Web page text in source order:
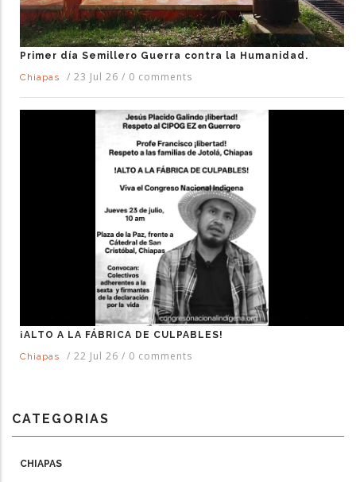
Primer día Semillero Guerra contra la Humanidad.
Chiapas
/ 23 Jul 26 / 0 comments
¡ALTO A LA FÁBRICA DE CULPABLES!
Chiapas
/ 22 Jul 26 / 0 comments
CATEGORIAS
CHIAPAS